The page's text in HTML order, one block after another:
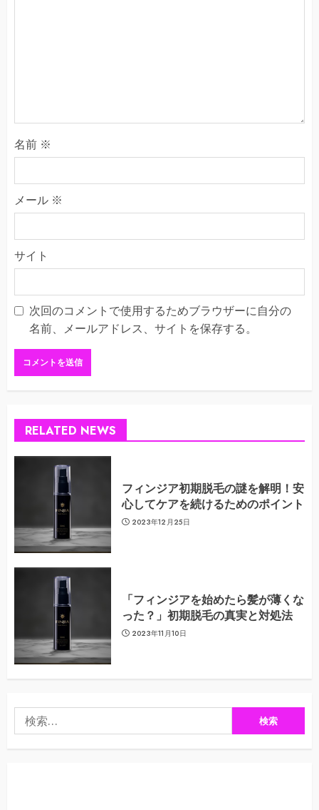
名前 ※
メール ※
サイト
次回のコメントで使用するためブラウザーに自分の
名前、メールアドレス、サイトを保存する。
RELATED NEWS
フィンジア初期脱毛の謎を解明！安
心してケアを続けるためのポイント
2023年12月25日
「フィンジアを始めたら髪が薄くな
った？」初期脱毛の真実と対処法
2023年11月10日
索: